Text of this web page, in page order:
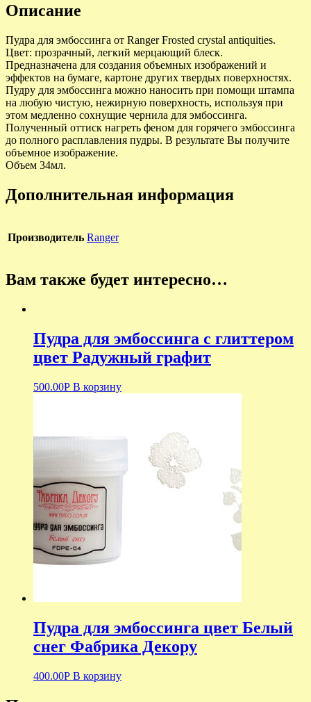
Описание
Пудра для эмбоссинга от Ranger Frosted crystal antiquities.
Цвет: прозрачный, легкий мерцающий блеск.
Предназначена для создания объемных изображений и
эффектов на бумаге, картоне других твердых поверхностях.
Пудру для эмбоссинга можно наносить при помощи штампа
на любую чистую, нежирную поверхность, используя при
этом медленно сохнущие чернила для эмбоссинга.
Полученный оттиск нагреть феном для горячего эмбоссинга
до полного расплавления пудры. В результате Вы получите
объемное изображение.
Объем 34мл.
Дополнительная информация
Производитель Ranger
Вам также будет интересно…
Пудра для эмбоссинга с глиттером
цвет Радужный графит
500.00Р В корзину
Пудра для эмбоссинга цвет Белый
снег Фабрика Декору
400.00Р В корзину